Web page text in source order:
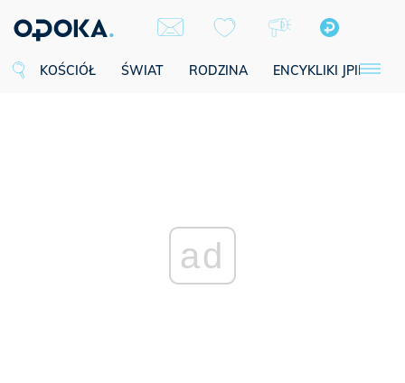
KOŚCIÓŁ ŚWIAT RODZINA ENCYKLIKI JPII
ad